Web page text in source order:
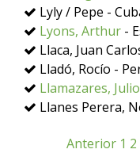
Lyly / Pepe -
Lyons, Arthur -
Llaca, Juan
Lladó, Rocío -
Llamazares, Julio
Llanes Perera,
Anterior 1 2